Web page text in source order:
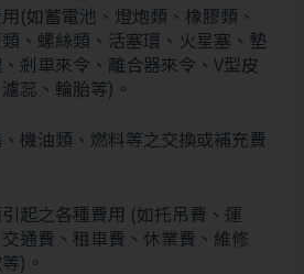
(如蓄電池、燈炮類、橡膠類、
、螺絲類、活塞環、火星塞、墊
剎車來令、離合器來令、V型皮
蕊、輪胎等)。
機油類、燃料等之交換或補充費
起之各種費用 (如托吊費、運
通費、租車費、休業費、維修
)。